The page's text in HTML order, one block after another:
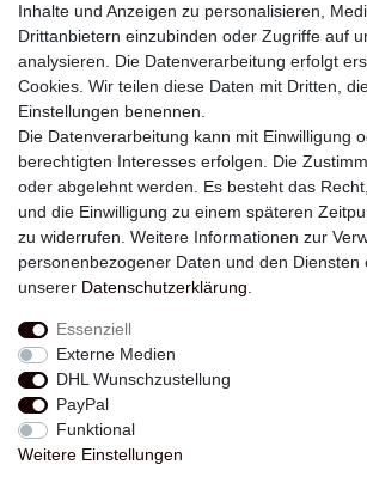
Newsletter
E-MAIL **
Einwilligung kann ich jederzeit widerrufen.**
Abonnieren
Widerrufs­recht
Daten­schutz­erklärung
Inhalte und Anzeigen zu personalisieren,
Drittanbietern einzubinden oder Zugriffe auf
analysieren. Die Datenverarbeitung erfolgt
Cookies. Wir teilen diese Daten mit Dritten,
Einstellungen benennen.
Die Datenverarbeitung kann mit Einwilligung
berechtigten Interesses erfolgen. Die
oder abgelehnt werden. Es besteht das
und die Einwilligung zu einem späteren
zu widerrufen. Weitere Informationen zur
personenbezogener Daten und den Diensten
unserer Daten­schutz­erklärung
Essenziell
Externe Medien
DHL Wunschzustellung
PayPal
Funktional
Weitere Einstellungen